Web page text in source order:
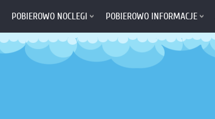
POBIEROWO NOCLEGI POBIEROWO INFORMACJE